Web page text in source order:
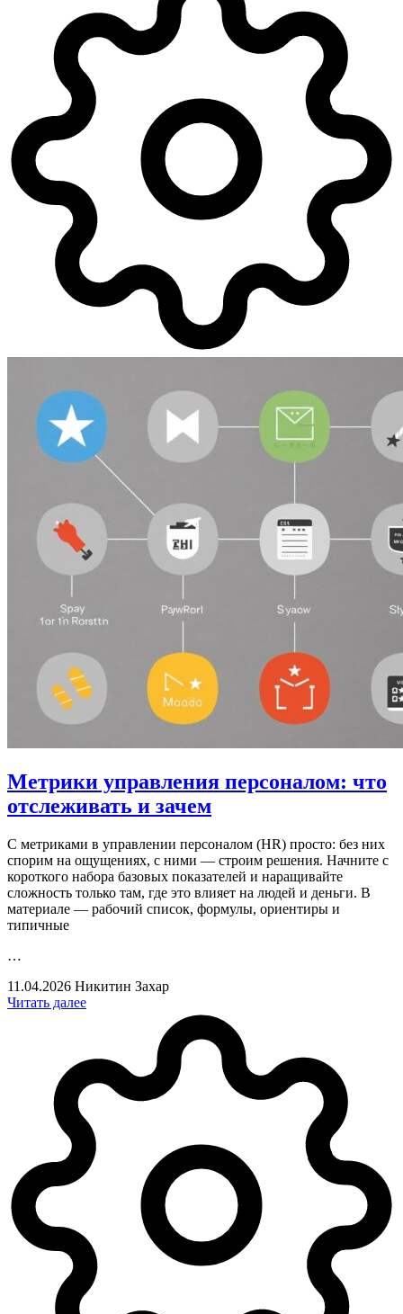
Метрики управления персоналом: что
отслеживать и зачем
С метриками в управлении персоналом (HR) просто: без них
спорим на ощущениях, с ними — строим решения. Начните с
короткого набора базовых показателей и наращивайте
сложность только там, где это влияет на людей и деньги. В
материале — рабочий список, формулы, ориентиры и
типичные
…
11.04.2026 Никитин Захар
Читать далее